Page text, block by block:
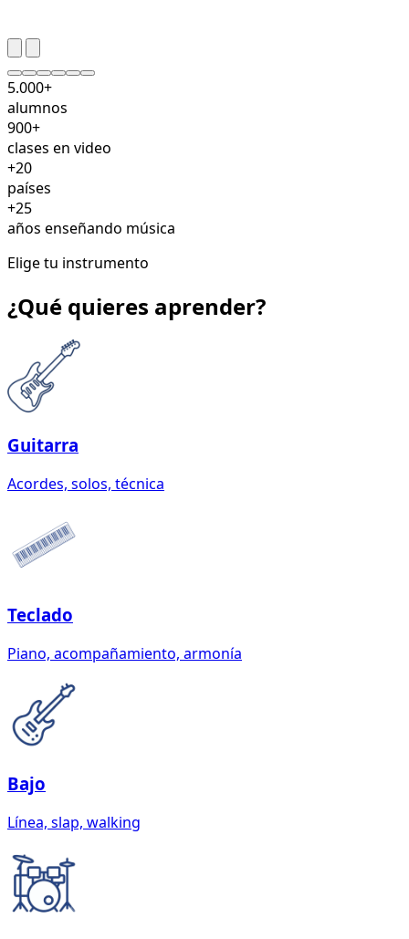
5.000+
alumnos
900+
clases en video
+20
países
+25
años enseñando música
Elige tu instrumento
¿Qué quieres aprender?
Guitarra
Acordes, solos, técnica
Teclado
Piano, acompañamiento, armonía
Bajo
Línea, slap, walking